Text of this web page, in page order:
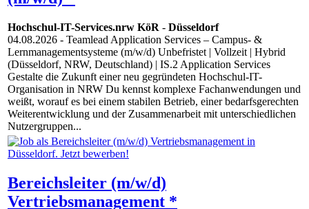
Hochschul-IT-Services.nrw KöR - Düsseldorf
04.08.2026 - Teamlead Application Services – Campus- &
Lernmanagementsysteme (m/w/d) Unbefristet | Vollzeit | Hybrid
(Düsseldorf, NRW, Deutschland) | IS.2 Application Services
Gestalte die Zukunft einer neu gegründeten Hochschul-IT-
Organisation in NRW Du kennst komplexe Fachanwendungen und
weißt, worauf es bei einem stabilen Betrieb, einer bedarfsgerechten
Weiterentwicklung und der Zusammenarbeit mit unterschiedlichen
Nutzergruppen...
Bereichsleiter (m/w/d)
Vertriebsmanagement *